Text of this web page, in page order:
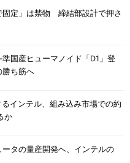
固定」は禁物 締結部設計で押さ
国産ヒューマノイド「D1」登
勝ち筋へ
インテル、組み込み市場での約
か
タの量産開発へ、インテルの